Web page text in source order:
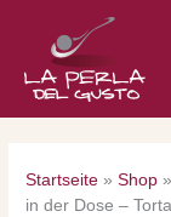
springen
Startseite »Shop »
in der Dose –